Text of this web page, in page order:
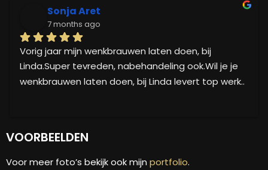
van gehad. Top! Wat ik wel een nadeel vind, is dat
je elk jaar opnieuw voor een behandeling moet
terugkomen, waar je dan rond de 200 euro voor
kwijt bent. Had ik niet zo ingeschat. Zo worden het
wel wat kostbare wenkbrouwen. 🙂
Sonja Aret
7 months ago
Vorig jaar mijn wenkbrauwen laten doen, bij
Linda.Super tevreden, nabehandeling ook.Wil je je
wenkbrauwen laten doen, bij Linda levert top werk..
VOORBEELDEN
Voor meer foto’s bekijk ook mijn portfolio.